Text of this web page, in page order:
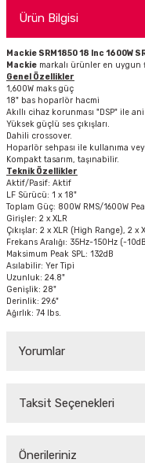
Ürün Bilgisi
Mackie SRM1850 18 Inc 1600W
Mackie markalı ürünler en uygun
Genel Özellikler
1,600W maks güç
18" bas hoparlör hacmi
Akıllı cihaz korunması "DSP" ile
Yüksek güçlü ses çıkışları.
Dahili crossover.
Hoparlör sehpası ile kullanıma
Kompakt tasarım, taşınabilir.
Teknik Özellikler
Aktif/Pasif: Aktif
LF Sürücü: 1 x 18"
Toplam Güç: 800W RMS/1600W
Girişler: 2 x XLR
Çıkışlar: 2 x XLR (High Range), 2 x
Frekans Aralığı: 35Hz-150Hz (-
Maksimum Peak SPL: 132dB
Asılabilir: Yer Tipi
Uzunluk: 24.8"
Genişlik: 28"
Derinlik: 29.6"
Ağırlık: 74 lbs.
Yorumlar
Taksit Seçenekleri
Önerileriniz